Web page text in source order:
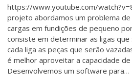
https://www.youtube.com/
projeto abordamos um problema
cargas em fundições de pequeno
consiste em determinar as ligas
cada liga as peças que serão
é melhor aproveitar a capacidade
Desenvolvemos um software para…